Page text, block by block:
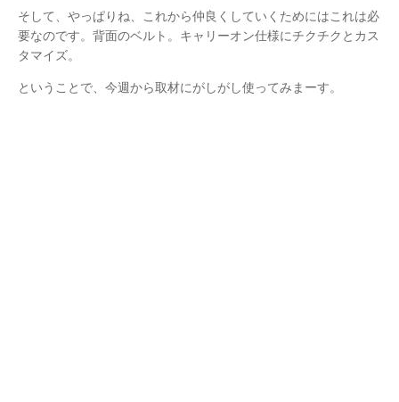
そして、やっぱりね、これから仲良くしていくためにはこれは必
要なのです。背面のベルト。キャリーオン仕様にチクチクとカス
タマイズ。
ということで、今週から取材にがしがし使ってみまーす。